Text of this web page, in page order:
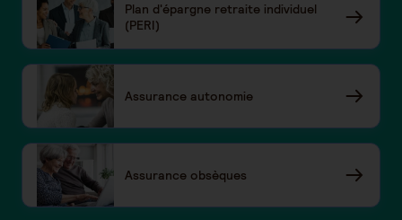
Plan d'épargne retraite individuel
(PERI)
Assurance autonomie
Assurance obsèques